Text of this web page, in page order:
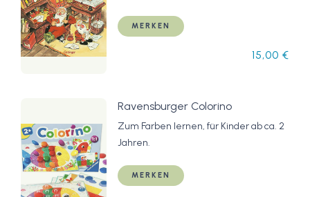
Weihnachtsklassiker)
erhalten haben (Mauri Kunnas'
MERKEN
15,00 €
Ravensburger Colorino
Zum Farben lernen, für Kinder ab ca. 2
Jahren.
MERKEN